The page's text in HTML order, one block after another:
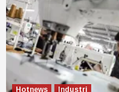
Hotnews
Industri